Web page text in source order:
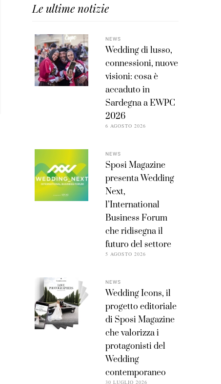
Le ultime notizie
NEWS
Wedding di lusso,
connessioni, nuove
visioni: cosa è
accaduto in
Sardegna a EWPC
2026
6 AGOSTO 2026
NEWS
Sposi Magazine
presenta Wedding
Next,
l’International
Business Forum
che ridisegna il
futuro del settore
5 AGOSTO 2026
NEWS
Wedding Icons, il
progetto editoriale
di Sposi Magazine
che valorizza i
protagonisti del
Wedding
contemporaneo
30 LUGLIO 2026